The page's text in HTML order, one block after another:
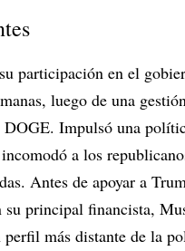
participación en el
luego de una
Impulsó una
a los
Antes de apoyar a
su principal financista,
perfil más distante de la